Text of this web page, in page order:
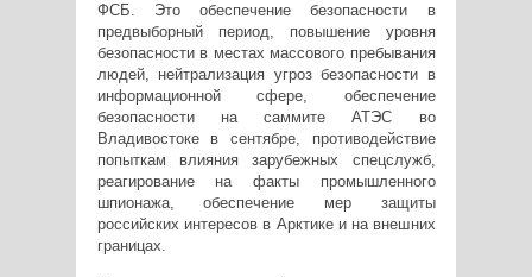
ФСБ. Это обеспечение безопасности в
предвыборный период, повышение уровня
безопасности в местах массового пребывания
людей, нейтрализация угроз безопасности в
информационной сфере, обеспечение
безопасности на саммите АТЭС во
Владивостоке в сентябре, противодействие
попыткам влияния зарубежных спецслужб,
реагирование на факты промышленного
шпионажа, обеспечение мер защиты
российских интересов в Арктике и на внешних
границах.